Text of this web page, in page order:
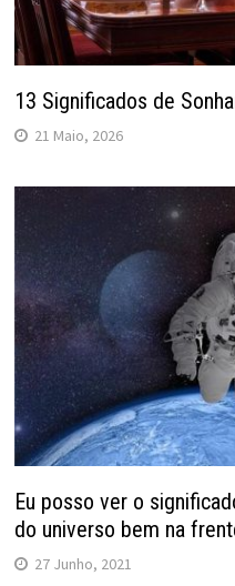
13 Significados de
21 Maio, 2026
Eu posso ver o
do universo bem na
27 Junho, 2021